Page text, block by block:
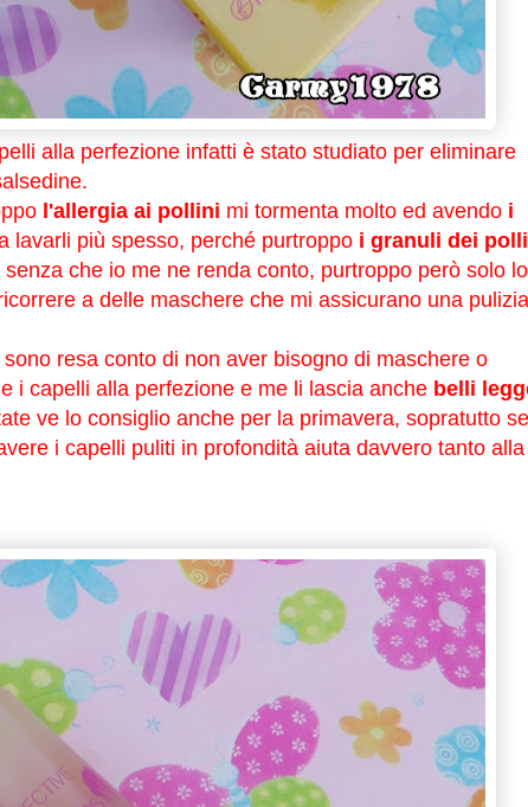
alla perfezione infatti è stato studiato per eliminare
l'allergia ai pollini mi tormenta molto ed avendoi
lavarli più spesso, perché purtroppo i granuli dei
senza che io me ne renda conto, purtroppo però solo lo
a delle maschere che mi assicurano una pulizia
resa conto di non aver bisogno di maschere o
i capelli alla perfezione e me li lascia anche belli
ve lo consiglio anche per la primavera, sopratutto se
i capelli puliti in profondità aiuta davvero tanto alla